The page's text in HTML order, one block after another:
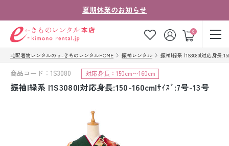
夏期休業のお知らせ
0
ゲスト
お気に入り ログイン カート
ご注文の流れ
宅配着物レンタルのｅ-きものレンタルHOME 振袖レンタル 振袖|緑系 |1S3080|対応身長
商品コード：1S3080 対応身長：150cm〜160cm
振袖|緑系 |1S3080|対応身長:150-160cm|ｻｲｽﾞ:7号-13号